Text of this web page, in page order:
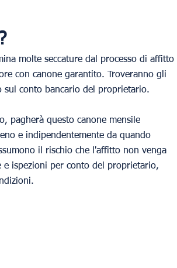
molte seccature dal processo di affitto
con canone garantito. Troveranno gli
conto bancario del proprietario.
pagherà questo canone mensile
e indipendentemente da quando
il rischio che l'affitto non venga
ispezioni per conto del proprietario,